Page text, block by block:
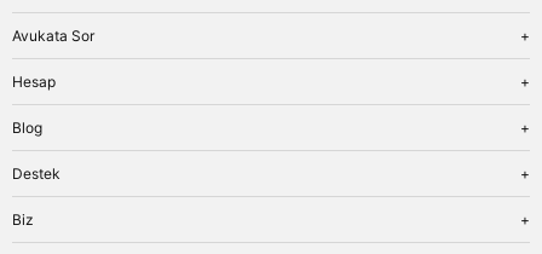
İş Hukuku
Miras Hukuku
İflas Hukuku
Ceza Hukuku
Türk Hukuku
Trafik Hukuku
Genel Bakış
Tanıma ve Tenfiz
Para Cezası
Aile Birleşimi
Şirket Kurmak
Boşanma
Avukata Sor
Genel Bakış
Fiyatlar
Hesap
Genel Bakış
Giriş
Kayıt
Blog
Genel Bakış
Miras Hukuku
Destek
Dosyam
Biz